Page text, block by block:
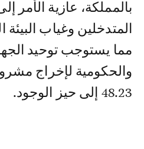
بالمملكة، عازية الأمر
المتدخلين وغياب البيئة
مما يستوجب توحيد
والحكومية لإخراج
48.23 إلى حيز الوجود.